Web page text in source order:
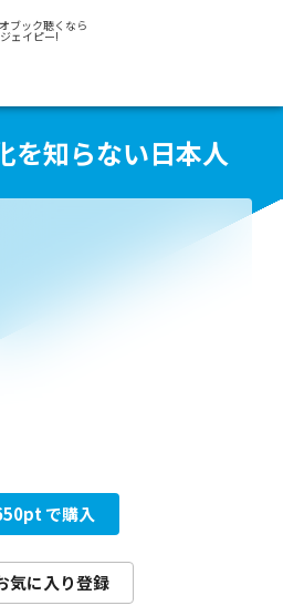
ブック聴くなら
ェイピー!
を知らない日本人
pt で購入
気に入り登録